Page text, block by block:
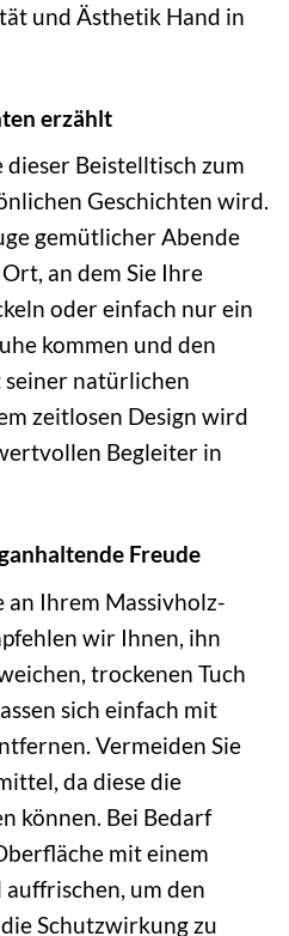
und Ästhetik Hand in
erzählt
dieser Beistelltisch zum
Geschichten wird.
gemütlicher Abende
an dem Sie Ihre
oder einfach nur ein
kommen und den
natürlichen
zeitlosen Design wird
Begleiter in
Freude
an Ihrem Massivholz-
wir Ihnen, ihn
trockenen Tuch
sich einfach mit
Vermeiden Sie
da diese die
können. Bei Bedarf
mit einem
um den
Schutzwirkung zu